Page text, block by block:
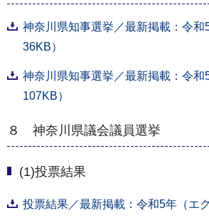
神奈川県知事選挙／最新掲載：令和
36KB）
神奈川県知事選挙／最新掲載：令和
107KB）
８ 神奈川県議会議員選挙
(1)投票結果
投票結果／最新掲載：令和5年（エ